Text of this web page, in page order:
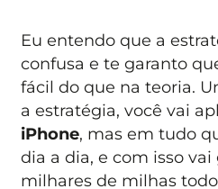
Eu entendo que a
confusa e te garanto
fácil do que na teoria.
a estratégia, você vai
iPhone, mas em tudo
dia a dia, e com isso
milhares de milhas